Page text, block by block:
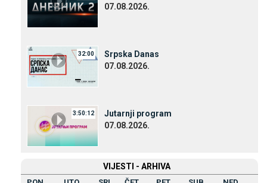
07.08.2026.
32:00
Srpska Danas
07.08.2026.
3:50:12
Јutarnji program
07.08.2026.
VIЈESTI - ARHIVA